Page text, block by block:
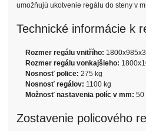
umožňujú ukotvenie regálu do steny v
Technické informácie k
Rozmer regálu vnitřího:
Rozmer regálu vonkajšieho:
Nosnosť police:275 kg
Nosnosť regálov: 1100 kg
Možnosť nastavenia políc v mm: 50
Zostavenie policového